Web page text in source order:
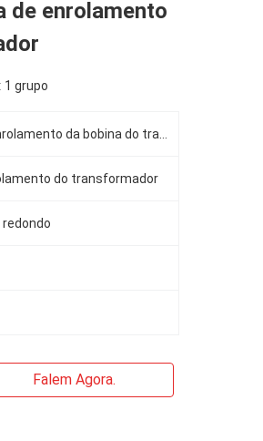
de enrolamento
1 grupo
do transformador
redondo
Falem Agora.